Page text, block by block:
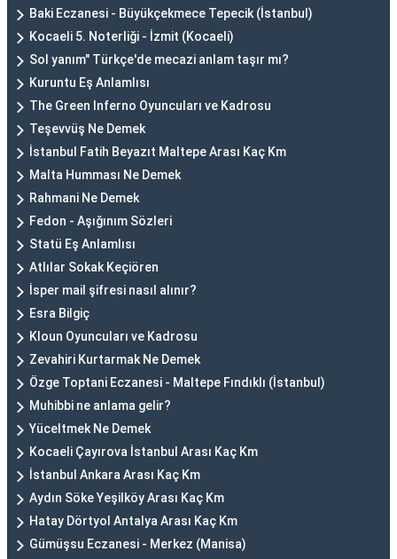
Baki Eczanesi - Büyükçekmece Tepecik (İstanbul)
Kocaeli 5. Noterliği - İzmit (Kocaeli)
Sol yanım" Türkçe'de mecazi anlam taşır mı?
Kuruntu Eş Anlamlısı
The Green Inferno Oyuncuları ve Kadrosu
Teşevvüş Ne Demek
İstanbul Fatih Beyazıt Maltepe Arası Kaç Km
Malta Humması Ne Demek
Rahmani Ne Demek
Fedon - Aşığınım Sözleri
Statü Eş Anlamlısı
Atlılar Sokak Keçiören
İsper mail şifresi nasıl alınır?
Esra Bilgiç
Kloun Oyuncuları ve Kadrosu
Zevahiri Kurtarmak Ne Demek
Özge Toptani Eczanesi - Maltepe Fındıklı (İstanbul)
Muhibbi ne anlama gelir?
Yüceltmek Ne Demek
Kocaeli Çayırova İstanbul Arası Kaç Km
İstanbul Ankara Arası Kaç Km
Aydın Söke Yeşilköy Arası Kaç Km
Hatay Dörtyol Antalya Arası Kaç Km
Gümüşsu Eczanesi - Merkez (Manisa)